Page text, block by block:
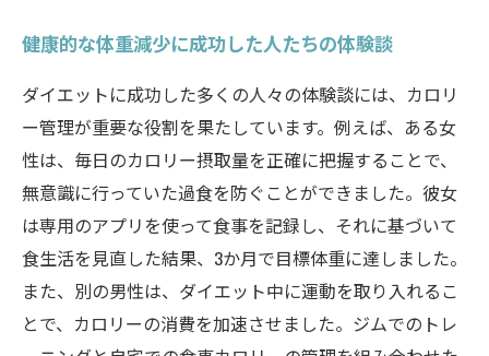
健康的な体重減少に成功した人たちの体験談
ダイエットに成功した多くの人々の体験談には、カロリ
ー管理が重要な役割を果たしています。例えば、ある女
性は、毎日のカロリー摂取量を正確に把握することで、
無意識に行っていた過食を防ぐことができました。彼女
は専用のアプリを使って食事を記録し、それに基づいて
食生活を見直した結果、3か月で目標体重に達しました。
また、別の男性は、ダイエット中に運動を取り入れるこ
とで、カロリーの消費を加速させました。ジムでのトレ